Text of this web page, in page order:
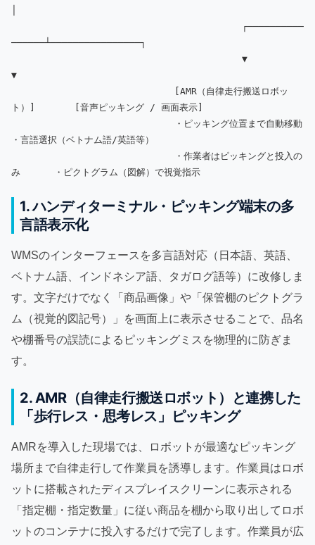
──────┴────────────────┐
▼
ト）]       [音声ピッキング / 画面表示]
・言語選択（ベトナム語/英語等）
1. ハンディターミナル・ピッキング端末の多
言語表示化
WMSのインターフェースを多言語対応（日本語、英語、
ベトナム語、インドネシア語、タガログ語等）に改修しま
す。文字だけでなく「商品画像」や「保管棚のピクトグラ
ム（視覚的図記号）」を画面上に表示させることで、品名
や棚番号の誤読によるピッキングミスを物理的に防ぎま
す。
2. AMR（自律走行搬送ロボット）と連携した
「歩行レス・思考レス」ピッキング
AMRを導入した現場では、ロボットが最適なピッキング
場所まで自律走行して作業員を誘導します。作業員はロボ
ットに搭載されたディスプレイスクリーンに表示される
「指定棚・指定数量」に従い商品を棚から取り出してロボ
ットのコンテナに投入するだけで完了します。作業員が広